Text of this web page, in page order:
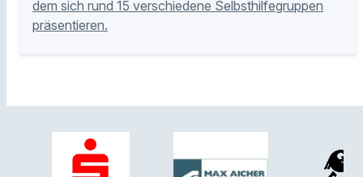
dem sich rund 15 verschiedene Selbsthilfegruppen
präsentieren.